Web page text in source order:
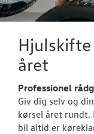
Hjulskifte
året
Professionel
Giv dig selv og
kørsel året
bil altid er